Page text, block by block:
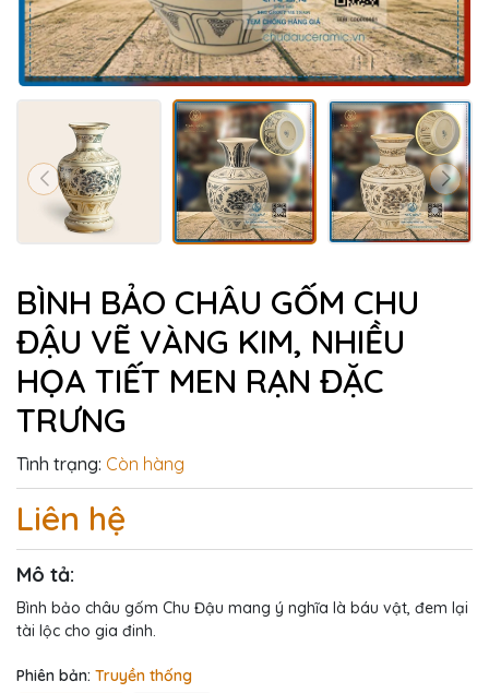
BÌNH BẢO CHÂU GỐM CHU
ĐẬU VẼ VÀNG KIM, NHIỀU
HỌA TIẾT MEN RẠN ĐẶC
TRƯNG
Tình trạng: Còn hàng
Liên hệ
Mô tả:
Bình bảo châu gốm Chu Đậu mang ý nghĩa là báu vật, đem lại
tài lộc cho gia đinh.
Phiên bản: Truyền thống